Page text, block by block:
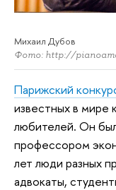
Михаил Дубов
Фото: http://
Парижский
известных в мире
любителей. Он
профессором
лет люди разных
адвокаты,